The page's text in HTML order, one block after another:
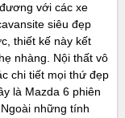
với các xe
siêu đẹp
thiết kế này kết
nhàng. Nội thất vô
chi tiết mọi thứ đẹp
là Mazda 6 phiên
những tính